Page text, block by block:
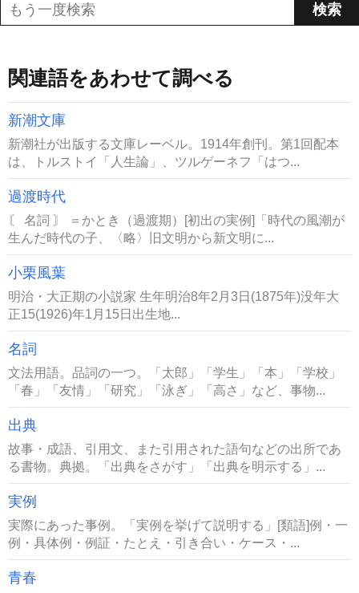
関連語をあわせて調べる
新潮文庫
新潮社が出版する文庫レーベル。1914年創刊。第1回配本
は、トルストイ「人生論」、ツルゲーネフ「はつ...
過渡時代
〘 名詞 〙 ＝かとき（過渡期）[初出の実例]「時代の風潮が
生んだ時代の子、〈略〉旧文明から新文明に...
小栗風葉
明治・大正期の小説家 生年明治8年2月3日(1875年)没年大
正15(1926)年1月15日出生地...
名詞
文法用語。品詞の一つ。「太郎」「学生」「本」「学校」
「春」「友情」「研究」「泳ぎ」「高さ」など、事物...
出典
故事・成語、引用文、また引用された語句などの出所であ
る書物。典拠。「出典をさがす」「出典を明示する」...
実例
実際にあった事例。「実例を挙げて説明する」[類語]例・一
例・具体例・例証・たとえ・引き合い・ケース・...
青春